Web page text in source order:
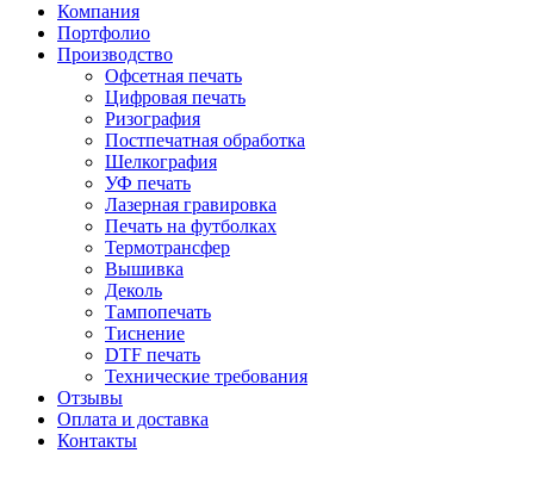
Компания
Портфолио
Производство
Офсетная печать
Цифровая печать
Ризография
Постпечатная обработка
Шелкография
УФ печать
Лазерная гравировка
Печать на футболках
Термотрансфер
Вышивка
Деколь
Тампопечать
Тиснение
DTF печать
Технические требования
Отзывы
Оплата и доставка
Контакты